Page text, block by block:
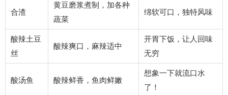
合渣
黄豆磨浆煮制，加各种
蔬菜
绵软可口，独特风味
酸辣土豆
丝
酸辣爽口，麻辣适中
开胃下饭，让人回味
无穷
酸汤鱼 酸辣鲜香，鱼肉鲜嫩
想象一下就流口水
了！